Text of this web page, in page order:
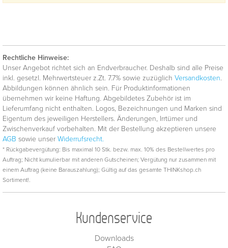
Rechtliche Hinweise:
Unser Angebot richtet sich an Endverbraucher. Deshalb sind alle Preise
inkl. gesetzl. Mehrwertsteuer z.Zt. 7.7% sowie zuzüglich Versandkosten.
Abbildungen können ähnlich sein. Für Produktinformationen
übernehmen wir keine Haftung. Abgebildetes Zubehör ist im
Lieferumfang nicht enthalten. Logos, Bezeichnungen und Marken sind
Eigentum des jeweiligen Herstellers. Änderungen, Irrtümer und
Zwischenverkauf vorbehalten. Mit der Bestellung akzeptieren unsere
AGB sowie unser Widerrufsrecht.
* Rückgabevergütung: Bis maximal 10 Stk. bezw. max. 10% des Bestellwertes pro
Auftrag; Nicht kumulierbar mit anderen Gutscheinen; Vergütung nur zusammen mit
einem Auftrag (keine Barauszahlung); Gültig auf das gesamte THINKshop.ch
Sortiment!.
Kundenservice
Downloads